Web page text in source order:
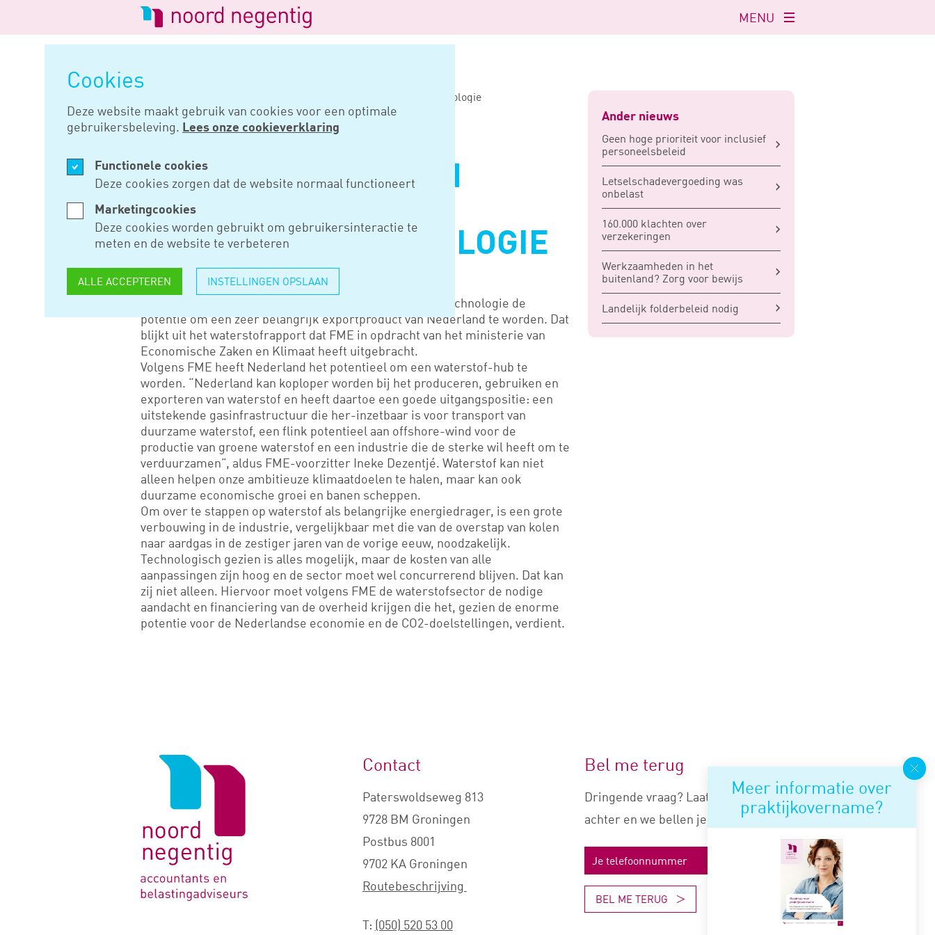
Cookies
Deze website maakt gebruik van cookies voor een optimale
gebruikersbeleving. Lees onze cookieverklaring
Functionele cookies
Deze cookies zorgen dat de website normaal functioneert
Marketingcookies
Deze cookies worden gebruikt om gebruikersinteractie te
meten en de website te verbeteren
ALLE ACCEPTEREN INSTELLINGEN OPSLAAN
Logo
van
Noord
Negentig
Navigatie
openen
MENU
Ondernemers zien kansen in waterstoftechnologie
OKT 10, 2019
ONDERNEMERS ZIEN
KANSEN IN
WATERSTOFTECHNOLOGIE
Volgens ondernemersorganisatie FME heeft waterstoftechnologie de
potentie om een zeer belangrijk exportproduct van Nederland te worden. Dat
blijkt uit het waterstofrapport dat FME in opdracht van het ministerie van
Economische Zaken en Klimaat heeft uitgebracht.
Volgens FME heeft Nederland het potentieel om een waterstof-hub te
worden. “Nederland kan koploper worden bij het produceren, gebruiken en
exporteren van waterstof en heeft daartoe een goede uitgangspositie: een
uitstekende gasinfrastructuur die her-inzetbaar is voor transport van
duurzame waterstof, een flink potentieel aan offshore-wind voor de
productie van groene waterstof en een industrie die de sterke wil heeft om te
verduurzamen”, aldus FME-voorzitter Ineke Dezentjé. Waterstof kan niet
alleen helpen onze ambitieuze klimaatdoelen te halen, maar kan ook
duurzame economische groei en banen scheppen.
Om over te stappen op waterstof als belangrijke energiedrager, is een grote
verbouwing in de industrie, vergelijkbaar met die van de overstap van kolen
naar aardgas in de zestiger jaren van de vorige eeuw, noodzakelijk.
Technologisch gezien is alles mogelijk, maar de kosten van alle
aanpassingen zijn hoog en de sector moet wel concurrerend blijven. Dat kan
zij niet alleen. Hiervoor moet volgens FME de waterstofsector de nodige
aandacht en financiering van de overheid krijgen die het, gezien de enorme
potentie voor de Nederlandse economie en de CO2-doelstellingen, verdient.
Ander nieuws
Geen hoge prioriteit voor inclusief
personeelsbeleid
Letselschadevergoeding was
onbelast
160.000 klachten over
verzekeringen
Werkzaamheden in het
buitenland? Zorg voor bewijs
Landelijk folderbeleid nodig
Meer informatie over
praktijkovername?
Logo
Contact
Paterswoldseweg 813
9728 BM Groningen
Postbus 8001
9702 KA Groningen
Routebeschrijving
T: (050) 520 53 00
Bel me terug
Dringende vraag? Laat je nummer
achter en we bellen je snel terug.
BEL ME TERUG